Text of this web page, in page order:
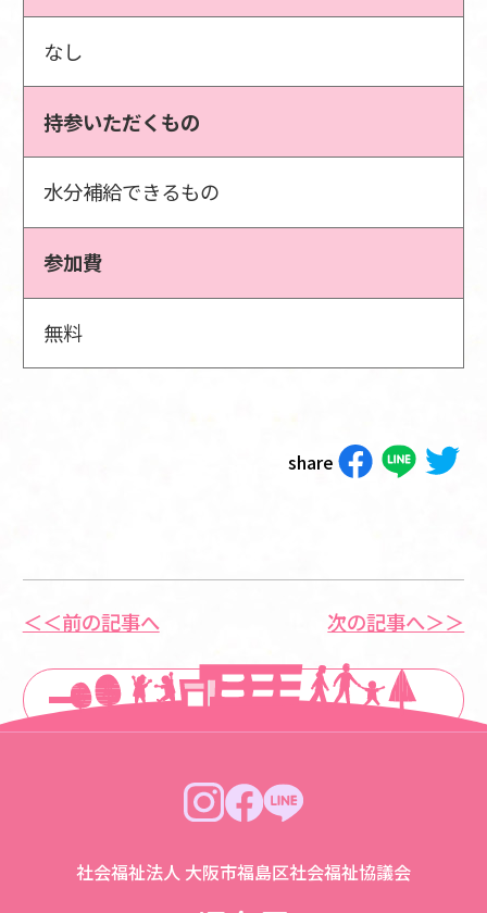
なし
持参いただくもの
水分補給できるもの
参加費
無料
share
＜＜前の記事へ
一覧に戻る
次の記事へ＞＞
社会福祉法人 大阪市福島区社会福祉協議会